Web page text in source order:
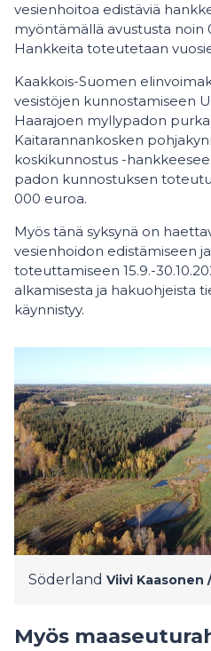
vesienhoitoa edistäviä
myöntämällä avustusta noin
Hankkeita toteutetaan
Kaakkois-Suomen
vesistöjen kunnostamiseen
Haarajoen myllypadon
Kaitarannankosken
koskikunnostus -
padon kunnostuksen
000 euroa.
Myös tänä syksynä on
vesienhoidon edistämiseen
toteuttamiseen 15.9.-
alkamisesta ja hakuohjeista
käynnistyy.
Söderland Viivi Kaasonen
Myös